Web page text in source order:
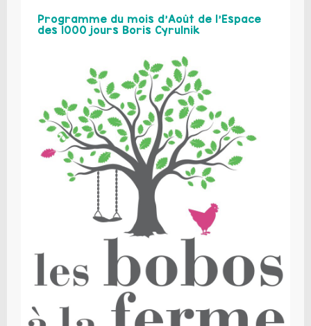
Programme du mois d’Août de l’Espace
des 1000 jours Boris Cyrulnik